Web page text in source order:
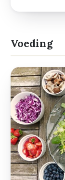
Voeding